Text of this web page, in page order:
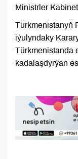
Ministrler
Türkmenistanyň
iýulyndaky
Türkmenistanda
kadalaşdyrýan